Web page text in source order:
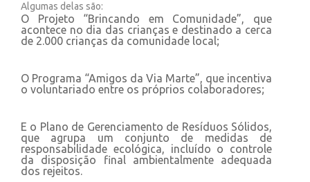
Algumas delas são:
O Projeto “Brincando em Comunidade”, que
acontece no dia das crianças e destinado a cerca
de 2.000 crianças da comunidade local;
O Programa “Amigos da Via Marte”, que incentiva
o voluntariado entre os próprios colaboradores;
E o Plano de Gerenciamento de Resíduos Sólidos,
que agrupa um conjunto de medidas de
responsabilidade ecológica, incluído o controle
da disposição final ambientalmente adequada
dos rejeitos.